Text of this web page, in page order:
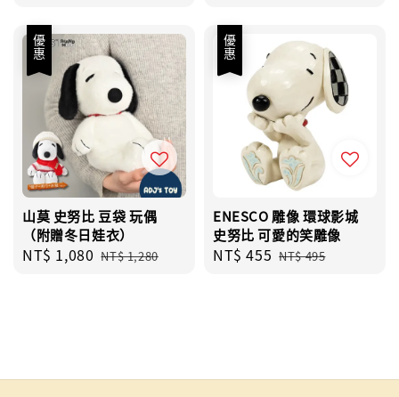
優惠
山莫 史努比 豆袋 玩偶
（附贈冬日娃衣）
Sale
NT$ 1,080 Regular
NT$ 1,280
優惠
ENESCO 雕像 環球影城
史努比 可愛的笑雕像
Sale
NT$ 455 Regular
NT$ 495